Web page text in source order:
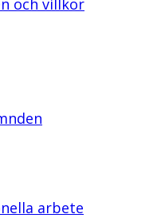
och villkor
arbete